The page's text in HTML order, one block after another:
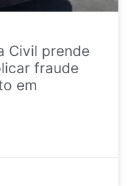
Civil prende
fraude
em